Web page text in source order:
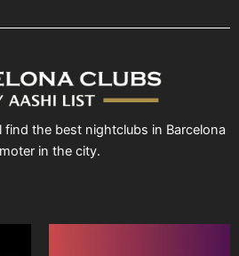
find the best nightclubs in Barcelona
in the city.